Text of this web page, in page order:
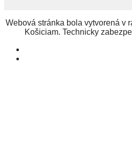
Webová stránka bola vytvorená v
Košiciam. Technicky